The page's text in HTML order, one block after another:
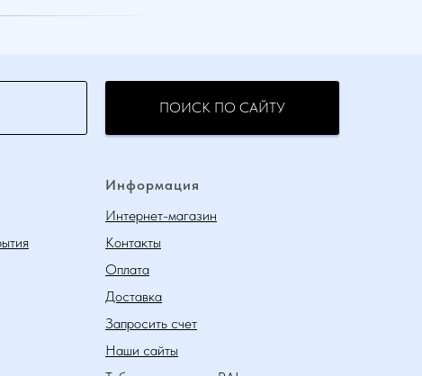
ПОИСК ПО САЙТУ
Информация
Интернет-магазин
Контакты
Оплата
Доставка
Запросить счет
Наши сайты